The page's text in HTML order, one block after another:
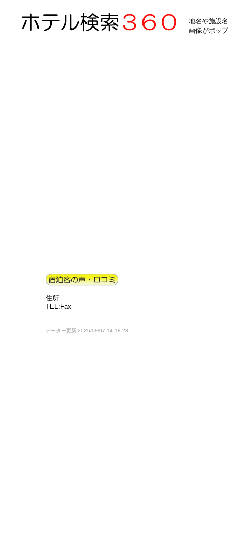
地名や施設
画像がポッ
住所:
TEL:Fax
データー更新:2026/08/07 14:18:28